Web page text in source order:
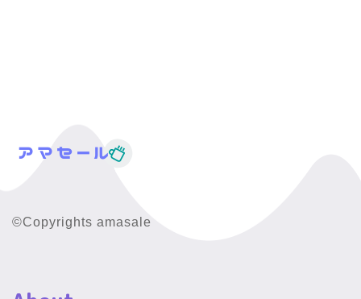
©Copyrights amasale